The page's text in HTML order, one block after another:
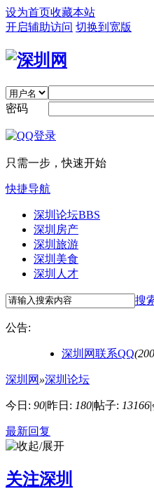
设为首页收藏本站
开启辅助访问 切换到宽版
密码
只需一步，快速开始
快捷导航
深圳论坛BBS
深圳房产
深圳旅游
深圳美食
深圳人才
搜
公告:
深圳网联系QQ
深圳网 »深圳论坛
今日: 90|昨日: 180|帖子: 13166|
最新回复
关注深圳